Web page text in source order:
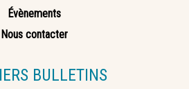
Évènements
Nous contacter
BULLETINS